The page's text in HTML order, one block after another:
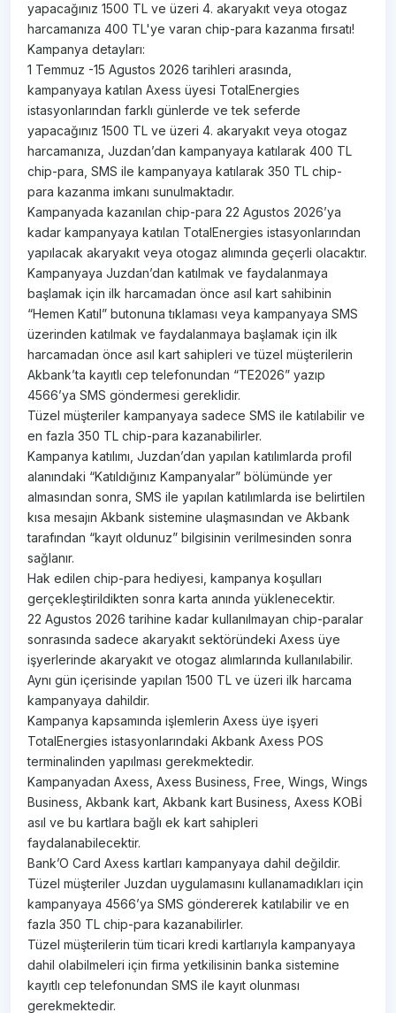
yapacağınız 1500 TL ve üzeri 4. akaryakıt veya otogaz
harcamanıza 400 TL'ye varan chip-para kazanma fırsatı!
Kampanya detayları:
1 Temmuz -15 Agustos 2026 tarihleri arasında,
kampanyaya katılan Axess üyesi TotalEnergies
istasyonlarından farklı günlerde ve tek seferde
yapacağınız 1500 TL ve üzeri 4. akaryakıt veya otogaz
harcamanıza, Juzdan’dan kampanyaya katılarak 400 TL
chip-para, SMS ile kampanyaya katılarak 350 TL chip-
para kazanma imkanı sunulmaktadır.
Kampanyada kazanılan chip-para 22 Agustos 2026’ya
kadar kampanyaya katılan TotalEnergies istasyonlarından
yapılacak akaryakıt veya otogaz alımında geçerli olacaktır.
Kampanyaya Juzdan’dan katılmak ve faydalanmaya
başlamak için ilk harcamadan önce asıl kart sahibinin
“Hemen Katıl” butonuna tıklaması veya kampanyaya SMS
üzerinden katılmak ve faydalanmaya başlamak için ilk
harcamadan önce asıl kart sahipleri ve tüzel müşterilerin
Akbank’ta kayıtlı cep telefonundan “TE2026” yazıp
4566’ya SMS göndermesi gereklidir.
Tüzel müşteriler kampanyaya sadece SMS ile katılabilir ve
en fazla 350 TL chip-para kazanabilirler.
Kampanya katılımı, Juzdan’dan yapılan katılımlarda profil
alanındaki “Katıldığınız Kampanyalar” bölümünde yer
almasından sonra, SMS ile yapılan katılımlarda ise belirtilen
kısa mesajın Akbank sistemine ulaşmasından ve Akbank
tarafından “kayıt oldunuz” bilgisinin verilmesinden sonra
sağlanır.
Hak edilen chip-para hediyesi, kampanya koşulları
gerçekleştirildikten sonra karta anında yüklenecektir.
22 Agustos 2026 tarihine kadar kullanılmayan chip-paralar
sonrasında sadece akaryakıt sektöründeki Axess üye
işyerlerinde akaryakıt ve otogaz alımlarında kullanılabilir.
Aynı gün içerisinde yapılan 1500 TL ve üzeri ilk harcama
kampanyaya dahildir.
Kampanya kapsamında işlemlerin Axess üye işyeri
TotalEnergies istasyonlarındaki Akbank Axess POS
terminalinden yapılması gerekmektedir.
Kampanyadan Axess, Axess Business, Free, Wings, Wings
Business, Akbank kart, Akbank kart Business, Axess KOBİ
asıl ve bu kartlara bağlı ek kart sahipleri
faydalanabilecektir.
Bank’O Card Axess kartları kampanyaya dahil değildir.
Tüzel müşteriler Juzdan uygulamasını kullanamadıkları için
kampanyaya 4566’ya SMS göndererek katılabilir ve en
fazla 350 TL chip-para kazanabilirler.
Tüzel müşterilerin tüm ticari kredi kartlarıyla kampanyaya
dahil olabilmeleri için firma yetkilisinin banka sistemine
kayıtlı cep telefonundan SMS ile kayıt olunması
gerekmektedir.